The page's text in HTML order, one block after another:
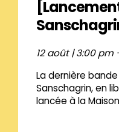
12 août | 3:00 pm
La dernière
Sanschagrin, en
lancée à la Maison